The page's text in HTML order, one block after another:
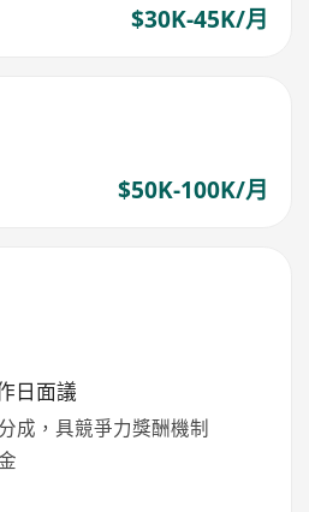
$30K-45K/月
$50K-100K/月
日面議
成，具競爭力獎酬機制